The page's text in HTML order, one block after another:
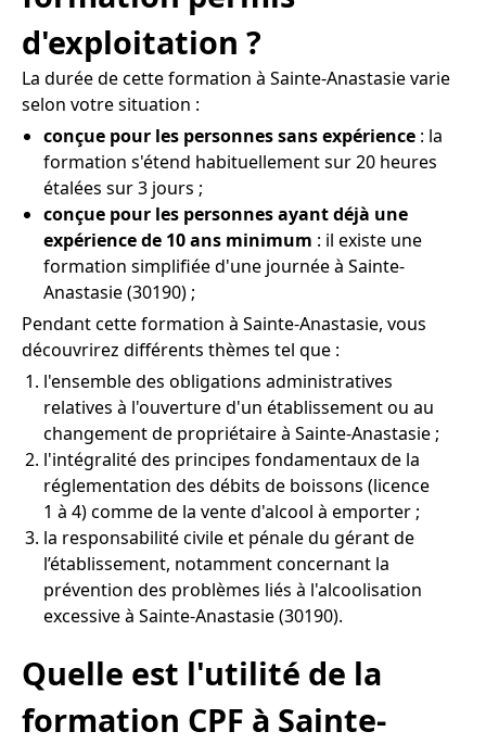
d'exploitation ?
La durée de cette formation à Sainte-Anastasie varie
selon votre situation :
conçue pour les personnes sans expérience : la
formation s'étend habituellement sur 20 heures
étalées sur 3 jours ;
conçue pour les personnes ayant déjà une
expérience de 10 ans minimum : il existe une
formation simplifiée d'une journée à Sainte-
Anastasie (30190) ;
Pendant cette formation à Sainte-Anastasie, vous
découvrirez différents thèmes tel que :
l'ensemble des obligations administratives
relatives à l'ouverture d'un établissement ou au
changement de propriétaire à Sainte-Anastasie ;
l'intégralité des principes fondamentaux de la
réglementation des débits de boissons (licence
1 à 4) comme de la vente d'alcool à emporter ;
la responsabilité civile et pénale du gérant de
l’établissement, notamment concernant la
prévention des problèmes liés à l'alcoolisation
excessive à Sainte-Anastasie (30190).
Quelle est l'utilité de la
formation CPF à Sainte-